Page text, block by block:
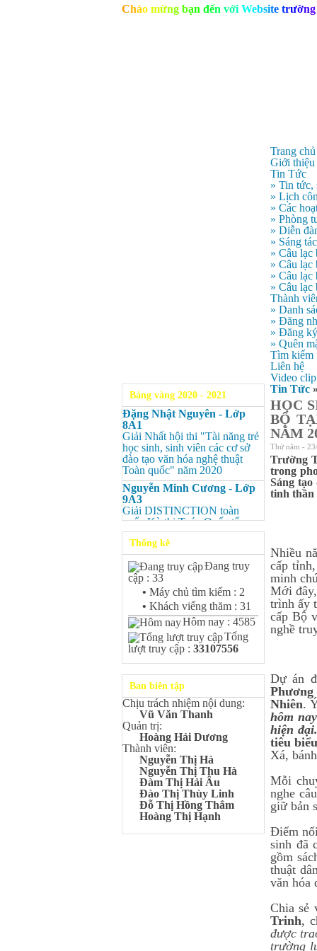
Chào mừng bạn đến với Website trường
Trang chủ
Giới thiệu
Tin Tức
» Tin tức,
» Lịch
» Các
» Phòng
» Diễn
» Sáng
» Câu lạc
» Câu
» Câu lạc
» Câu lạc
Thành
» Danh
» Đăng
» Đăng ký
» Quên
Tìm kiếm
Liên hệ
Video clip
Bảng vàng 2020 - 2021
Đặng Nhật Nguyên - Lớp
8A1
Giải Nhất hội thi "Tài năng trẻ
học sinh, sinh viên các cơ sở
đào tạo văn hóa nghệ thuật
Toàn quốc" năm 2020
Nguyễn Minh Cương - Lớp
9A3
Giải DISTINCTION toàn
quốc Kỳ thi Toán Quốc tế
Kangaroo – IKMC 2020
Nguyễn Minh Cương - Lớp
9A3
Giải Ba kỳ thi chọn HSG cấp
tỉnh môn Toán.
Bùi Quang Minh - Lớp 9A3
Giải DISTINCTION Toàn
quốc Kỳ thi Toán Quốc tế
Kangaroo – IKMC 2020
Bùi Quang Minh - Lớp 9A3
Giải Ba kỳ thi chọn HSG cấp
tỉnh môn Toán.
Đinh Anh Thư - Lớp 9A3
Giải Nhì kỳ thi chọn HSG cấp
tỉnh môn Sinh học.
Chu Quang Lượng - Lớp
9A3
Giải Ba kỳ thi chọn HSG cấp
tỉnh môn Toán.
Lê Minh Chiến- Lớp 9A3
Giải Ba kỳ thi chọn HSG cấp
tỉnh môn Sinh học.
Giải Ba kỳ thi chọn HSG cấp
Thống kê
Đang truy
cập : 33
• Máy chủ tìm kiếm : 2
• Khách viếng thăm : 31
Hôm nay : 4585
Tổng
lượt truy cập : 33107556
Ban biên tập
Chịu trách nhiệm nội dung:
Vũ Văn Thanh
Quản trị:
Hoàng Hải Dương
Thành viên:
Nguyễn Thị Hà
Nguyễn Thị Thu Hà
Đàm Thị Hải Âu
Đào Thị Thùy Linh
Đỗ Thị Hồng Thắm
Hoàng Thị Hạnh
Tin Tức »
HỌC
BỘ
NĂM
Thứ năm -
Trường
trong
Sáng
tinh thần
Nhiều
cấp
minh
Mới
trình ấy
cấp Bộ
nghề
Dự án
Phương
Nhiên.
hôm
hiện
tiêu
Xá,
Mỗi
nghe
giữ bản
Điểm
sinh đã
gồm
thuật
văn hóa
Chia sẻ
Trinh,
được
trường